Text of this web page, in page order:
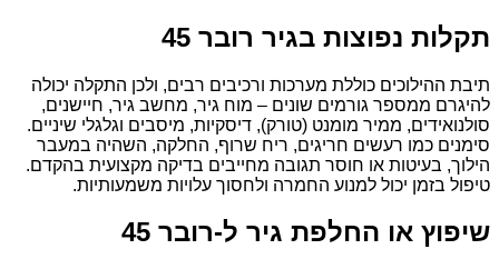
תקלות נפוצות בגיר רובר 45
תיבת ההילוכים כוללת מערכות ורכיבים רבים, ולכן התקלה יכולה
להיגרם ממספר גורמים שונים – מוח גיר, מחשב גיר, חיישנים,
סולנואידים, ממיר מומנט (טורק), דיסקיות, מיסבים וגלגלי שיניים.
סימנים כמו רעשים חריגים, ריח שרוף, החלקה, השהיה במעבר
הילוך, בעיטות או חוסר תגובה מחייבים בדיקה מקצועית בהקדם.
טיפול בזמן יכול למנוע החמרה ולחסוך עלויות משמעותיות.
שיפוץ או החלפת גיר ל-רובר 45